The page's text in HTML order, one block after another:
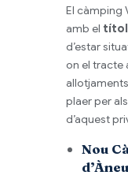
El càmping
amb el títol
d’estar
on el tracte
plaer per
d’aquest
Nou